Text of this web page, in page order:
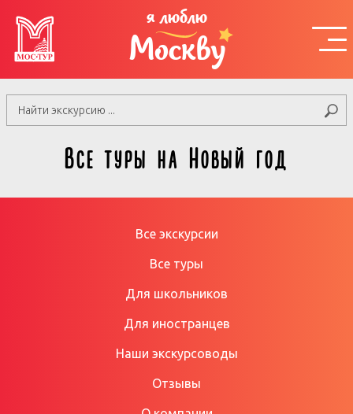
я люблю
Москву
Все туры на Новый год
Все экскурсии
Все туры
Для школьников
Для иностранцев
Наши экскурсоводы
Отзывы